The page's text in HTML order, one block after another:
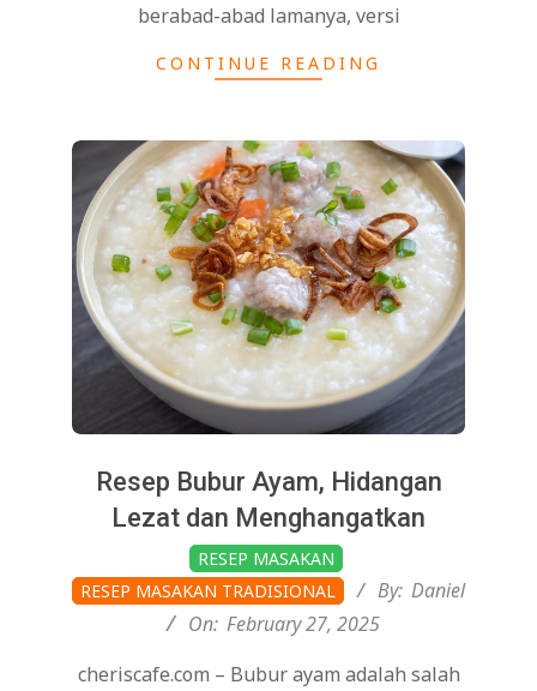
berabad-abad lamanya, versi
CONTINUE READING
Resep Bubur Ayam, Hidangan
Lezat dan Menghangatkan
02-
27
RESEP MASAKAN
RESEP MASAKAN TRADISIONAL
By: Daniel
On: February 27, 2025
cheriscafe.com – Bubur ayam adalah salah